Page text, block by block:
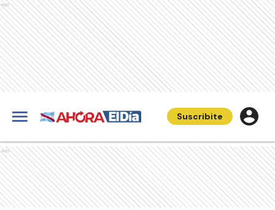
Ads
Suscribite
Ads